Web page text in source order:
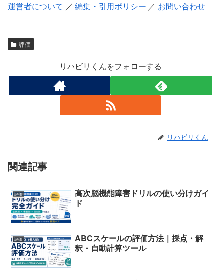
運営者について ／ 編集・引用ポリシー ／ お問い合わせ
評価
リハビリくんをフォローする
リハビリくん
関連記事
評価
高次脳機能障害ドリルの使い分けガイ
ド
評価
ABCスケールの評価方法｜採点・解
釈・自動計算ツール